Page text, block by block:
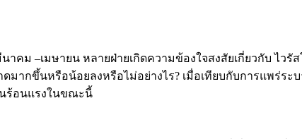
าคม –เมษายน หลายฝ่ายเกิดความข้องใจสงสัยเกี่ยวกับ ไ
มากขึ้นหรือน้อยลงหรือไม่อย่างไร? เมื่อเทียบกับการแพร่
นร้อนแรงในขณะนี้